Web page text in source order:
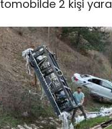
2 kişi